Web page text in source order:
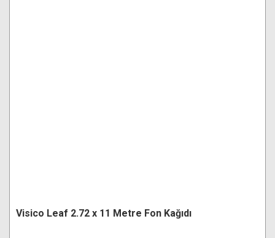
Visico Leaf 2.72 x 11 Metre Fon Kağıdı